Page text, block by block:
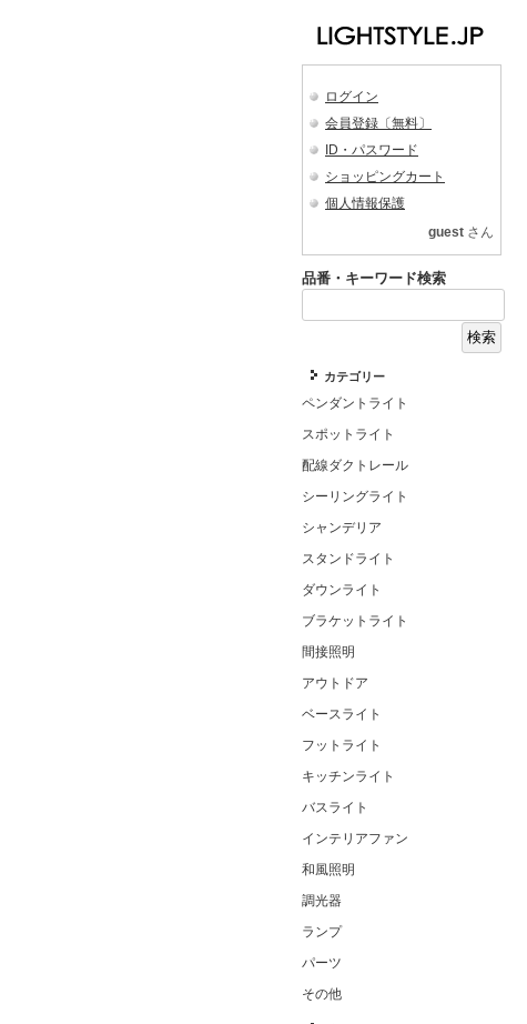
ログイン
会員登録〔無料〕
ID・パスワード
ショッピングカート
個人情報保護
guest さん
品番・キーワード検索
カテゴリー
ペンダントライト
スポットライト
配線ダクトレール
シーリングライト
シャンデリア
スタンドライト
ダウンライト
ブラケットライト
間接照明
アウトドア
ベースライト
フットライト
キッチンライト
バスライト
インテリアファン
和風照明
調光器
ランプ
パーツ
その他